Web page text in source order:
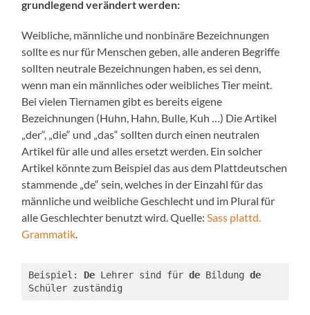
grundlegend verändert werden:
Weibliche, männliche und nonbinäre Bezeichnungen
sollte es nur für Menschen geben, alle anderen Begriffe
sollten neutrale Bezeichnungen haben, es sei denn,
wenn man ein männliches oder weibliches Tier meint.
Bei vielen Tiernamen gibt es bereits eigene
Bezeichnungen (Huhn, Hahn, Bulle, Kuh …) Die Artikel
„der“, „die“ und „das“ sollten durch einen neutralen
Artikel für alle und alles ersetzt werden. Ein solcher
Artikel könnte zum Beispiel das aus dem Plattdeutschen
stammende „de“ sein, welches in der Einzahl für das
männliche und weibliche Geschlecht und im Plural für
alle Geschlechter benutzt wird. Quelle:Sass plattd.
Grammatik.
Beispiel: De Lehrer sind für de Bildung de
Schüler zuständig